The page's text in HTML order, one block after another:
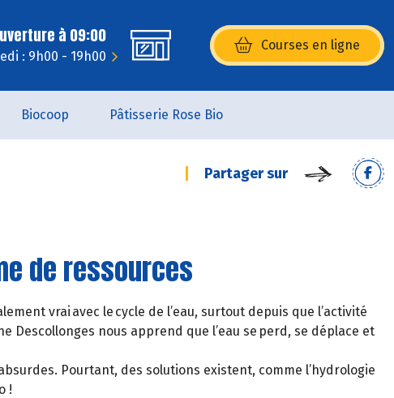
à 09:00
: 9h00 - 19h00
Courses en ligne
(s’ouvre dans une nouvelle
Biocoop Pâtisserie Rose Bio
Partager sur
de ressources
vrai avec le cycle de l’eau, surtout depuis que l’activité
Descollonges nous apprend que l’eau se perd, se déplace et
Pourtant, des solutions existent, comme l’hydrologie
!